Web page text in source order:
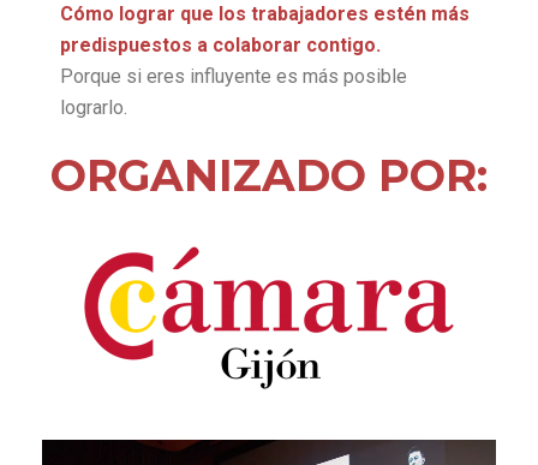
Cómo lograr que los trabajadores estén más
predispuestos a colaborar contigo.
Porque si eres influyente es más posible
lograrlo.
ORGANIZADO POR: